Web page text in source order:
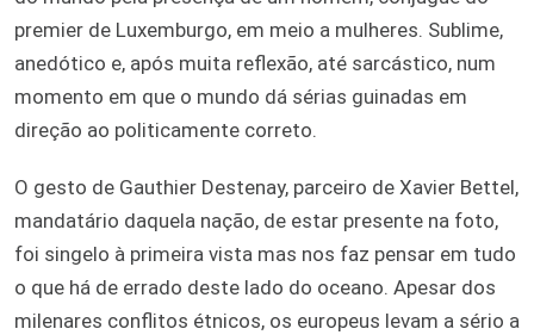
premier de Luxemburgo, em meio a mulheres. Sublime,
anedótico e, após muita reflexão, até sarcástico, num
momento em que o mundo dá sérias guinadas em
direção ao politicamente correto.
O gesto de Gauthier Destenay, parceiro de Xavier Bettel,
mandatário daquela nação, de estar presente na foto,
foi singelo à primeira vista mas nos faz pensar em tudo
o que há de errado deste lado do oceano. Apesar dos
milenares conflitos étnicos, os europeus levam a sério a